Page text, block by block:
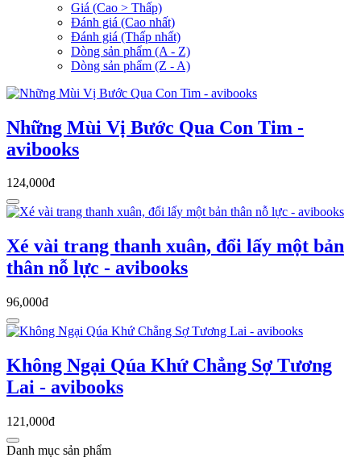
Giá (Cao > Thấp)
Đánh giá (Cao nhất)
Đánh giá (Thấp nhất)
Dòng sản phẩm (A - Z)
Dòng sản phẩm (Z - A)
Những Mùi Vị Bước Qua Con Tim -
avibooks
124,000đ
Xé vài trang thanh xuân, đổi lấy một bản
thân nỗ lực - avibooks
96,000đ
Không Ngại Qúa Khứ Chẳng Sợ Tương
Lai - avibooks
121,000đ
Danh mục sản phẩm